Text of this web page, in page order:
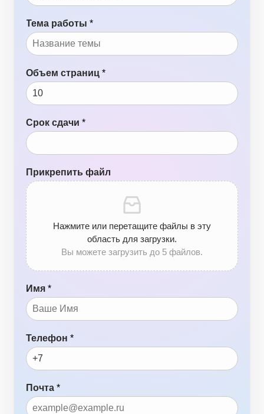
Тема работы*
Объем страниц*
Срок сдачи*
Прикрепить файл
Нажмите или перетащите файлы в эту
область для загрузки.
Вы можете загрузить до 5 файлов.
Имя*
Телефон*
Почта*